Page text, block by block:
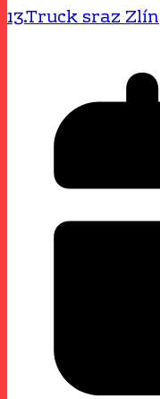
13.Truck sraz Zlín